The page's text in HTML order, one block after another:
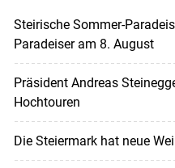
Steirische Sommer-
Paradeiser am 8. August
Präsident Andreas
Hochtouren
Die Steiermark hat neue